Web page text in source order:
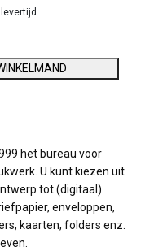
het bureau voor
U kunt kiezen uit
tot (digitaal)
enveloppen,
kaarten, folders enz.